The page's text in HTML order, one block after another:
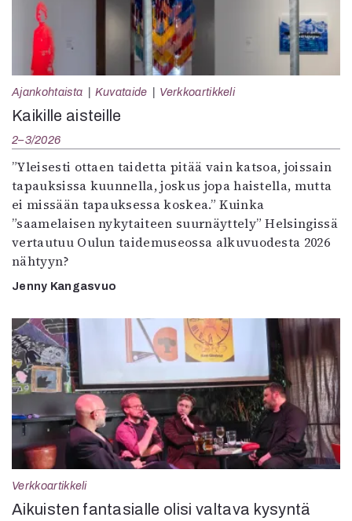
Ajankohtaista Kuvataide Verkkoartikkeli
Kaikille aisteille
2–3/2026
”Yleisesti ottaen taidetta pitää vain katsoa, joissain
tapauksissa kuunnella, joskus jopa haistella, mutta
ei missään tapauksessa koskea.” Kuinka
”saamelaisen nykytaiteen suurnäyttely” Helsingissä
vertautuu Oulun taidemuseossa alkuvuodesta 2026
nähtyyn?
Jenny Kangasvuo
Verkkoartikkeli
Aikuisten fantasialle olisi valtava kysyntä